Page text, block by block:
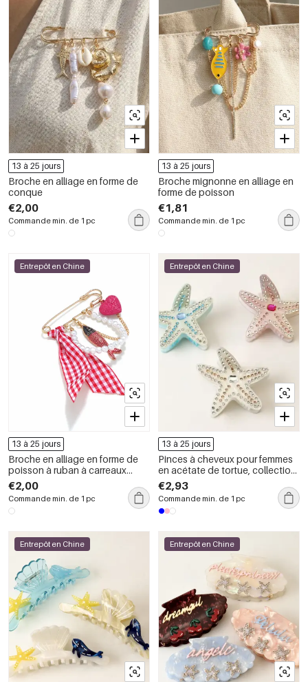
13 à 25 jours
Broche en alliage en forme de
conque
€2,00
Commande min. de 1 pc
13 à 25 jours
Broche mignonne en alliage en
forme de poisson
€1,81
Commande min. de 1 pc
Entrepôt en Chine
13 à 25 jours
Broche en alliage en forme de
poisson à ruban à carreaux
doux
€2,00
Commande min. de 1 pc
Entrepôt en Chine
13 à 25 jours
Pinces à cheveux pour femmes
en acétate de tortue, collection
romantique
€2,93
Commande min. de 1 pc
Entrepôt en Chine Entrepôt en Chine